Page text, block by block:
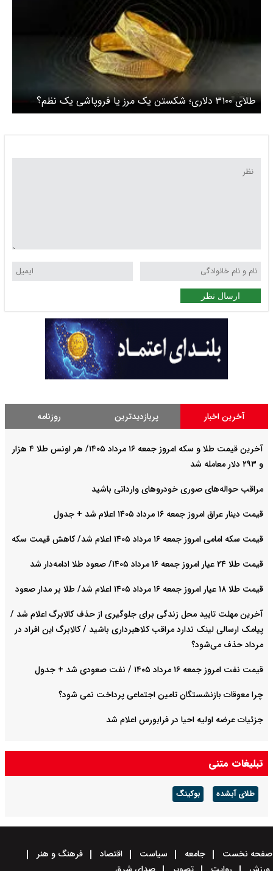
طلای ۳۱۰۰ دلاری؛ شکستن یک مرز یا فروپاشی یک نظم؟
ارسال نظر
آخرین اخبار پربازدیدترین روزنامه
آخرین قیمت طلا و سکه امروز جمعه ۱۶ مرداد ۱۴۰۵/ هر اونس طلا ۴ هزار
و ٢٩٣ دلار معامله شد
مراقب حواله‌های صوری خودروهای وارداتی باشید
قیمت دینار عراق امروز جمعه ۱۶ مرداد ۱۴۰۵ اعلام شد + جدول
قیمت سکه امامی امروز جمعه ۱۶ مرداد ۱۴۰۵ اعلام شد/ کاهش قیمت سکه
قیمت طلا ۲۴ عیار امروز جمعه ۱۶ مرداد ۱۴۰۵/ صعود طلا ادامه‌دار شد
قیمت طلا ۱۸ عیار امروز جمعه ۱۶ مرداد ۱۴۰۵ اعلام شد/ طلا بر مدار صعود
آخرین مهلت تایید محل زندگی برای جلوگیری از حذف کالابرگ اعلام شد /
پیامک ارسالی لینک ندارد مراقب کلاهبرداری باشید / کالابرگ این افراد در
مرداد حذف می‌شود؟
قیمت نفت امروز جمعه ۱۶ مرداد ۱۴۰۵ / نفت صعودی شد + جدول
چرا معوقات بازنشستگان تامین اجتماعی پرداخت نمی شود؟
جزئیات عرضه اولیه احیا در فرابورس اعلام شد
تبلیغات متنی
طلای آبشده بوکینگ
صفحه نخست جامعه سیاست اقتصاد
فرهنگ و هنر